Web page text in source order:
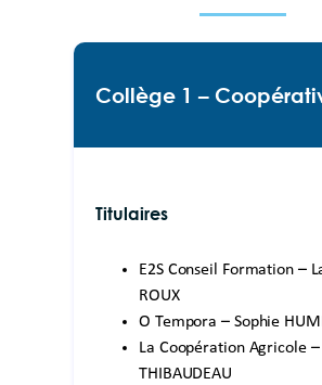
Collège 1 –
Titulaires
E2S Conseil Formation –
ROUX
O Tempora – Sophie
La Coopération Agricole
THIBAUDEAU